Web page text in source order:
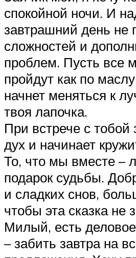
спокойной ночи. И
завтрашний день не
сложностей и
проблем. Пусть все
пройдут как по
начнет меняться к
твоя лапочка.
При встрече с тобой
дух и начинает
То, что мы вместе –
подарок судьбы.
и сладких снов,
чтобы эта сказка не
Милый, есть
– забить завтра на